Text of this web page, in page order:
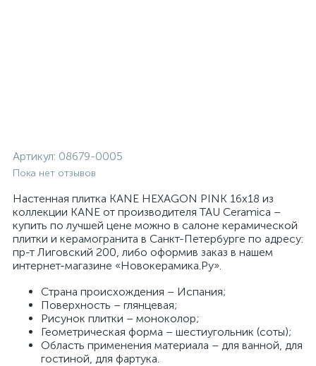
Артикул: 08679-0005
Пока нет отзывов
Настенная плитка KANE HEXAGON PINK 16x18 из
коллекции KANE от производителя TAU Ceramica –
купить по лучшей цене можно в салоне керамической
плитки и керамогранита в Санкт-Петербурге по адресу:
пр-т Лиговский 200, либо оформив заказ в нашем
интернет-магазине «Новокерамика.Ру».
Страна происхождения – Испания;
Поверхность – глянцевая;
Рисунок плитки – моноколор;
Геометрическая форма – шестиугольник (соты);
Область применения материала – для ванной, для
гостиной, для фартука.